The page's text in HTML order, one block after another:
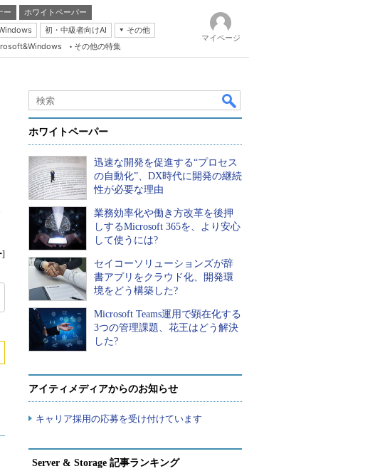
ー
ホワイトペーパー
初・中級者向けAI
その他
& Storage
Expert
of IP Network
& Trust
Tools
その他の特集
マイページ
]
ホワイトペーパー
迅速な開発を促進する“プロセス
の自動化”、DX時代に開発の継続
性が必要な理由
業務効率化や働き方改革を後押
しするMicrosoft 365を、より安心
して使うには?
セイコーソリューションズが辞
書アプリをクラウド化、開発環
境をどう構築した?
Microsoft Teams運用で顕在化する
3つの管理課題、花王はどう解決
した?
アイティメディアからのお知らせ
キャリア採用の応募を受け付けています
Server & Storage 記事ランキング